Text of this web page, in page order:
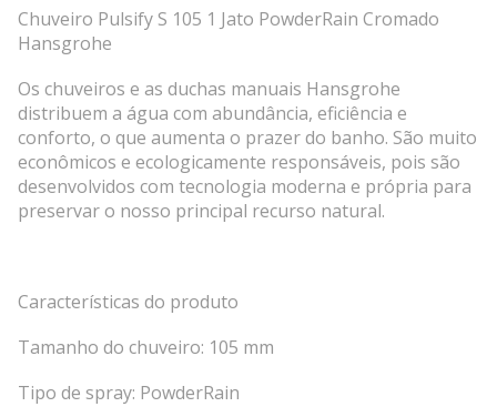
Chuveiro Pulsify S 105 1 Jato PowderRain Cromado
Hansgrohe
Os chuveiros e as duchas manuais Hansgrohe
distribuem a água com abundância, eficiência e
conforto, o que aumenta o prazer do banho. São muito
econômicos e ecologicamente responsáveis, pois são
desenvolvidos com tecnologia moderna e própria para
preservar o nosso principal recurso natural.
Características do produto
Tamanho do chuveiro: 105 mm
Tipo de spray: PowderRain